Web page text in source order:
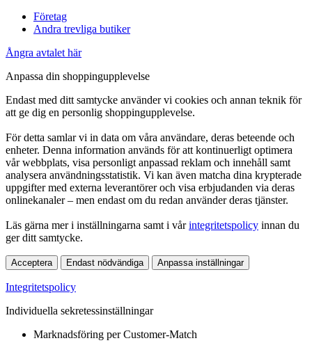
Företag
Andra trevliga butiker
Ångra avtalet här
Anpassa din shoppingupplevelse
Endast med ditt samtycke använder vi cookies och annan teknik för
att ge dig en personlig shoppingupplevelse.
För detta samlar vi in data om våra användare, deras beteende och
enheter. Denna information används för att kontinuerligt optimera
vår webbplats, visa personligt anpassad reklam och innehåll samt
analysera användningsstatistik. Vi kan även matcha dina krypterade
uppgifter med externa leverantörer och visa erbjudanden via deras
onlinekanaler – men endast om du redan använder deras tjänster.
Läs gärna mer i inställningarna samt i vårintegritetspolicy innan du
ger ditt samtycke.
Acceptera Endast nödvändiga Anpassa inställningar
Integritetspolicy
Individuella sekretessinställningar
Marknadsföring per Customer-Match